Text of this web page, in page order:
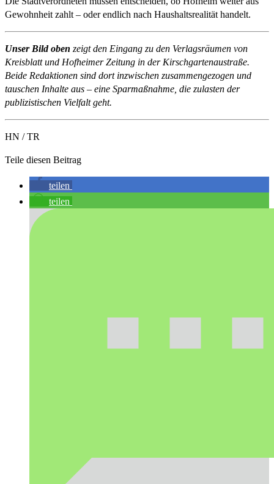
Gewohnheit zahlt – oder endlich nach Haushaltsrealität handelt.
Unser Bild oben zeigt den Eingang zu den Verlagsräumen von
Kreisblatt und Hofheimer Zeitung in der Kirschgartenaustraße.
Beide Redaktionen sind dort inzwischen zusammengezogen und
tauschen Inhalte aus – eine Sparmaßnahme, die zulasten der
publizistischen Vielfalt geht.
HN / TR
Teile diesen Beitrag
teilen
teilen